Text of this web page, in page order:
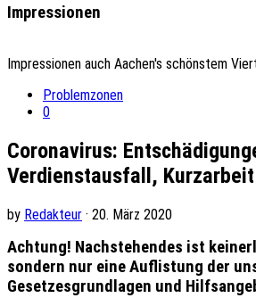
Impressionen
Impressionen auch Aachen's schönstem
Problemzonen
0
Coronavirus:
Verdienstausfall, Kurzarbeit
by Redakteur · 20. März 2020
Achtung! Nachstehendes ist
sondern nur eine Auflistung der
Gesetzesgrundlagen und